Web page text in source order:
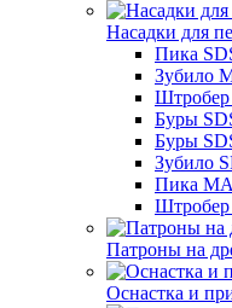
Насадки для
Пика
Зубило
Штробер
Буры
Буры
Зубило
Пика
Штробер
Патроны на
Оснастка и